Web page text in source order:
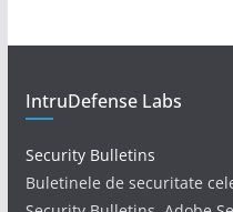
IntruDefense Labs
Security Bulletins
Buletinele de securitate